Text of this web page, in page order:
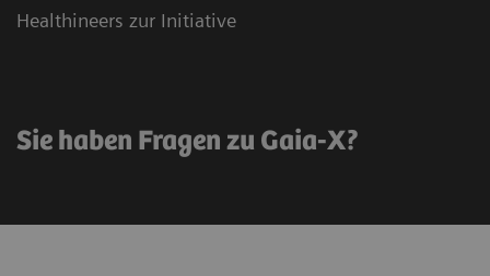
Healthineers zur Initiative
Sie haben Fragen zu Gaia-X?